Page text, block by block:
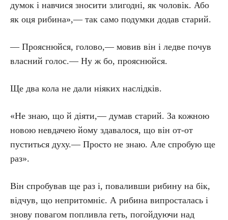
думок і навчися зносити злигодні, як чоловік. Або
як оця рибина»,— так само подумки додав старий.
— Прояснюйся, голово,— мовив він і ледве почув
власний голос.— Ну ж бо, прояснюйся.
Ще два кола не дали ніяких наслідків.
«Не знаю, що й діяти,— думав старий. За кожною
новою невдачею йому здавалося, що він от-от
пуститься духу.— Просто не знаю. Але спробую ще
раз».
Він спробував ще раз і, поваливши рибину на бік,
відчув, що непритомніє. А рибина випросталась і
знову повагом попливла геть, погойдуючи над